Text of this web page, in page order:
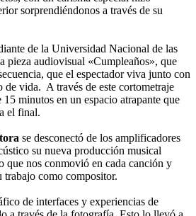
sorprendiéndonos a través de su
de la Universidad Nacional de las
pieza audiovisual «Cumpleaños», que
que el espectador viva junto con
de vida. A través de este cortometraje
minutos en un espacio atrapante que
el final.
se desconectó de los amplificadores
su nueva producción musical
que nos conmovió en cada canción y
trabajo como compositor.
de interfaces y experiencias de